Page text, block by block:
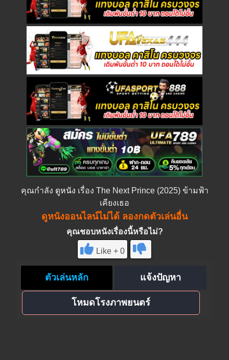
คุณกำลัง ดูหนัง เรื่อง The Next Prince (2025) ข้ามฟ้า
เคียงเธอ
ดูหนังออนไลน์ไม่ได้ ลองกดตัวเล่นอื่น
คุณชอบหนังเรื่องนี้หรือไม่?
Like + 0
ตัวเล่นหลัก แจ้งปัญหา
โหมดโรงภาพยนตร์